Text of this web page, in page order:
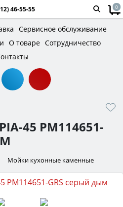
46-55-55 0
Сервисное обслуживание
О товаре Сотрудничество
45 PM114651-
Мойки кухонные каменные